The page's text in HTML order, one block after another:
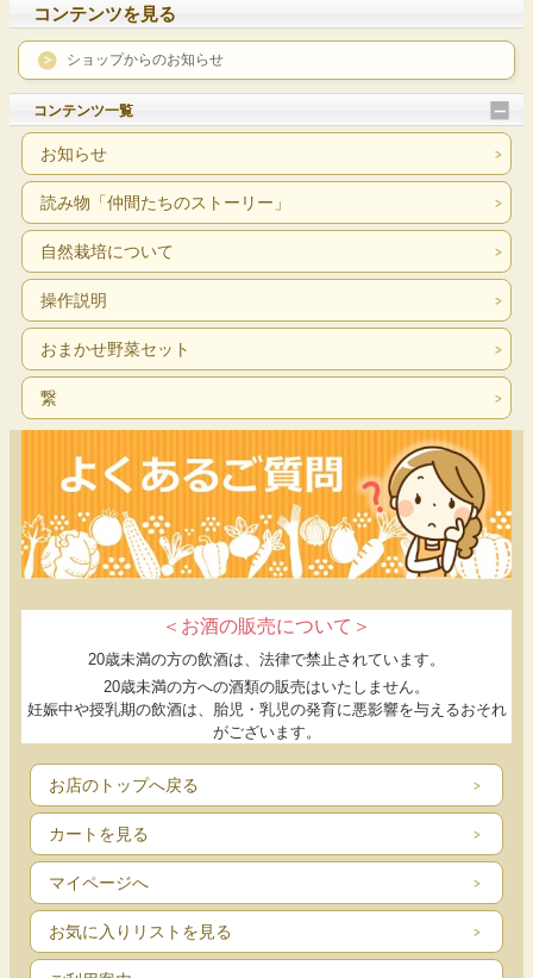
コンテンツを見る
ショップからのお知らせ
コンテンツ一覧
お知らせ
読み物「仲間たちのストーリー」
自然栽培について
操作説明
おまかせ野菜セット
繋
＜お酒の販売について＞
20歳未満の方の飲酒は、法律で禁止されています。
20歳未満の方への酒類の販売はいたしません。
妊娠中や授乳期の飲酒は、胎児・乳児の発育に悪影響を与えるおそれ
がございます。
お店のトップへ戻る
カートを見る
マイページへ
お気に入りリストを見る